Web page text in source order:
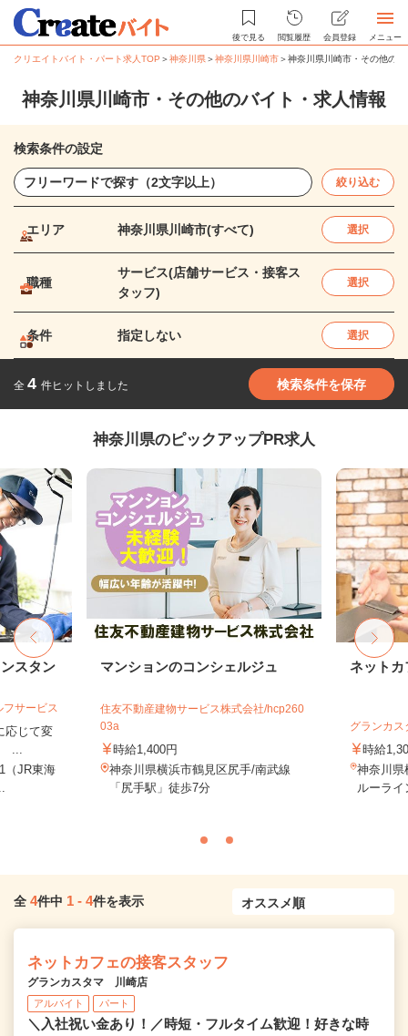
後で見る 閲覧履歴 会員登録 メニュー
クリエイトバイト・パート求人TOP ＞神奈川県＞神奈川県川崎市＞神奈川県川崎市・その他の
神奈川県川崎市・その他のバイト・求人情報
検索条件の設定
絞り込む
エリア 神奈川県川崎市(すべて) 選択
職種
サービス(店舗サービス・接客ス
タッフ)
選択
条件 指定しない 選択
全 4 件ヒットしました 検索条件を保存
神奈川県のピックアップPR求人
スタン
サービス
じて変
（JR東海
マンションのコンシェルジュ
住友不動産建物サービス株式会社/hcp260
03a
時給1,400円
神奈川県横浜市鶴見区尻手/南武線
「尻手駅」徒歩7分
ネットカ
グランカ
時給
神奈川県
ルーラ
全 4件中 1 - 4件を表示
ネットカフェの接客スタッフ
グランカスタマ 川崎店
アルバイト パート
＼入社祝い金あり！／時短・フルタイム歓迎！好きな時